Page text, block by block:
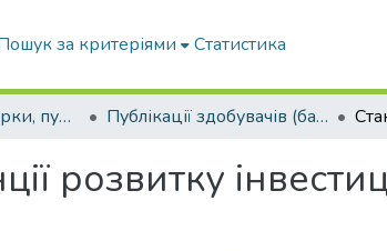
за критеріями Статистика
Конференції, збірки, публікації молодих вчених і здобувачів : магістрів, бакалаврів, аспірантів. Публікації здобувачів (бакалаврів. магістрів, аспірантів)
розвитку